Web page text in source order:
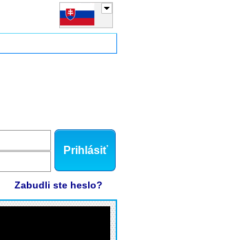
Prihlásiť
Zabudli ste heslo?